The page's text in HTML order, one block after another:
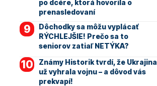
po dcére, ktorá hovorila o
prenasledovaní
Dôchodky sa môžu vyplácať
RÝCHLEJŠIE! Prečo sa to
seniorov zatiaľ NETÝKA?
Známy Historik tvrdí, že Ukrajina
už vyhrala vojnu – a dôvod vás
prekvapí!